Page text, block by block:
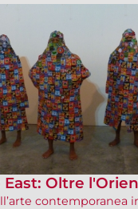
East: Oltre
contemporanea